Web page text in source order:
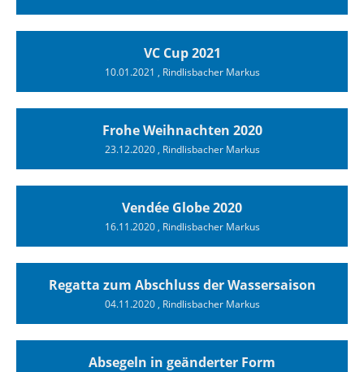
VC Cup 2021
10.01.2021 , Rindlisbacher Markus
Frohe Weihnachten 2020
23.12.2020, Rindlisbacher Markus
Vendée Globe 2020
16.11.2020, Rindlisbacher Markus
Regatta zum Abschluss der Wassersaison
04.11.2020, Rindlisbacher Markus
Absegeln in geänderter Form